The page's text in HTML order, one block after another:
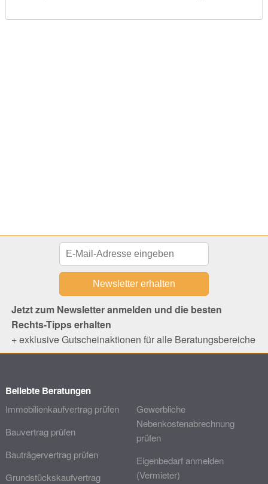
Jetzt zum Newsletter anmelden und die besten
Rechts-Tipps erhalten
+ exklusive Gutscheinaktionen für alle Beratungsbereiche
Beliebte Beratungen
Immobilienkaufvertrag prüfen
Bauvertrag prüfen
Bauträgervertrag prüfen
Grundstückskaufvertrag
Gewerbliche
Nebenkostenabrechnung
prüfen
Eigenbedarf anmelden
(Vermieter)